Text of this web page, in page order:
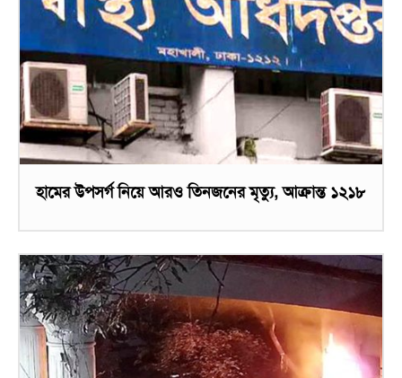
হামের উপসর্গ নিয়ে আরও তিনজনের মৃত্যু, আক্রান্ত ১২১৮